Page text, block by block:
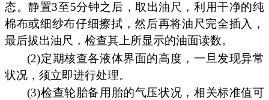
态。静置3至5分钟之后，取出油尺，利用干净的纯
棉布或细纱布仔细擦拭，然后再将油尺完全插入，
最后拔出油尺，检查其上所显示的油面读数。
(2)定期核查各液体界面的高度，一旦发现异常
状况，须立即进行处理。
(3)检查轮胎备用胎的气压状况，相关标准值可